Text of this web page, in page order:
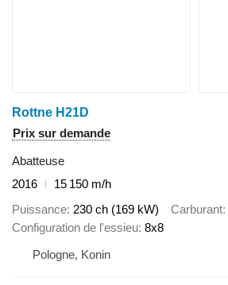
Rottne H21D
Prix sur demande
Abatteuse
2016
15 150 m/h
Puissance 230 ch (169 kW) Carburant
Configuration de l'essieu 8x8
Pologne, Konin